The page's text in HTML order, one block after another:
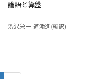
論語と算盤
渋沢栄一 道添進(編訳)